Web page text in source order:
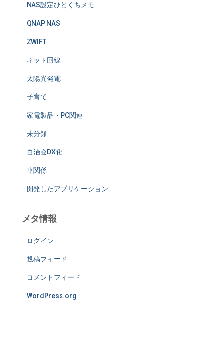
NAS設定ひとくちメモ
QNAP NAS
ZWIFT
ネット回線
太陽光発電
子育て
家電製品・PC関連
未分類
自治会DX化
車関係
開発したアプリケーション
メタ情報
ログイン
投稿フィード
コメントフィード
WordPress.org